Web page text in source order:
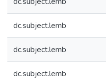
dc.subject.lemb
dc.subject.lemb
dc.subject.lemb